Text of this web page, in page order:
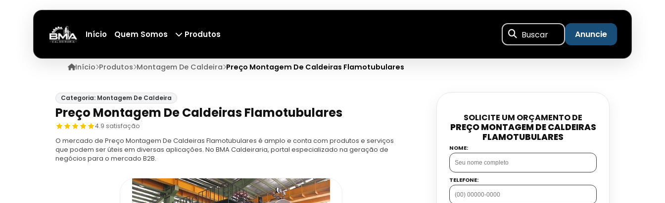
Início Quem Somos Produtos Buscar Anuncie
Início Produtos Montagem De Caldeira Preço Montagem De Caldeiras Flamotubulares
Categoria: Montagem De Caldeira
Preço Montagem De Caldeiras Flamotubulares
4.9 satisfação
O mercado de Preço Montagem De Caldeiras Flamotubulares é amplo e conta com produtos e serviços
que podem ser úteis em diversas aplicações. No BMA Caldeiraria, portal especializado na geração de
negócios para o mercado B2B.
SOLICITE UM ORÇAMENTO DE
PREÇO MONTAGEM DE CALDEIRAS
FLAMOTUBULARES
NOME:
TELEFONE: